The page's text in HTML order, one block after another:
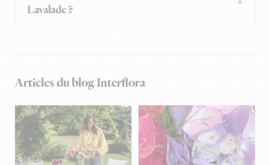
Lavalade ?
Articles du blog Interflora